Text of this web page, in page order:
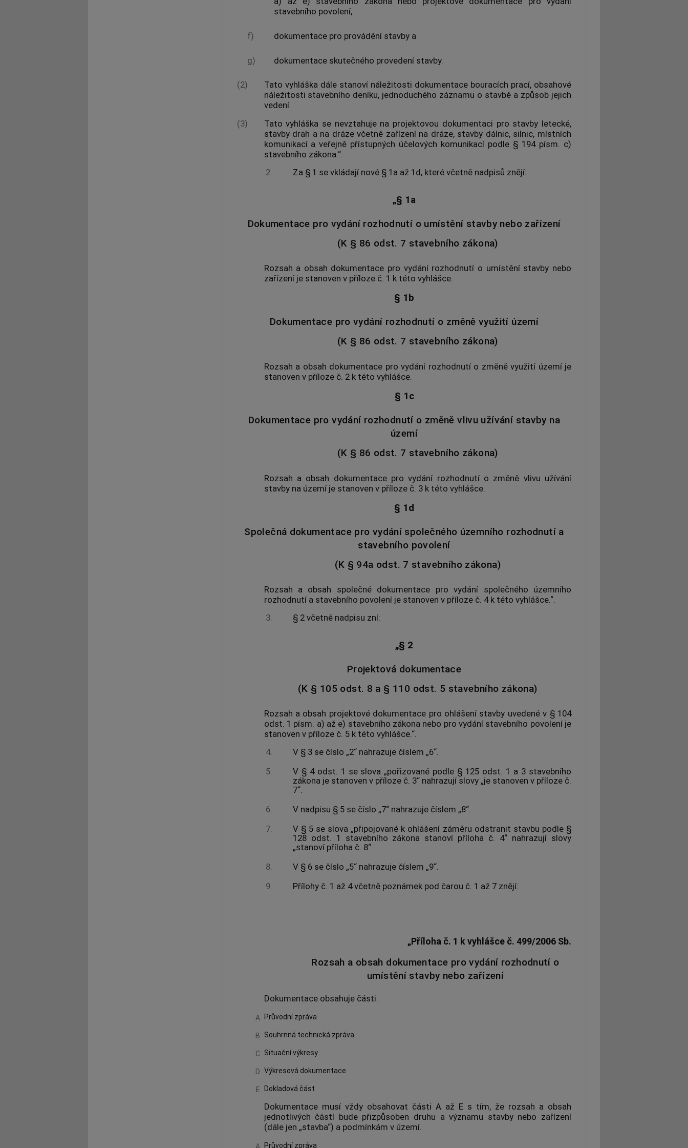
stavebního povolení,
f) dokumentace pro provádění stavby a
g) dokumentace skutečného provedení stavby.
(2)
Tato vyhláška dále stanoví náležitosti dokumentace bouracích prací, obsahové
náležitosti stavebního deníku, jednoduchého záznamu o stavbě a způsob jejich
vedení.
(3)
Tato vyhláška se nevztahuje na projektovou dokumentaci pro stavby letecké,
stavby drah a na dráze včetně zařízení na dráze, stavby dálnic, silnic, místních
komunikací a veřejně přístupných účelových komunikací podle § 194 písm. c)
stavebního zákona.“.
2.
Za § 1 se vkládají nové § 1a až 1d, které včetně nadpisů znějí:
„§ 1a
Dokumentace pro vydání rozhodnutí o umístění stavby nebo zařízení
(K § 86 odst. 7 stavebního zákona)
Rozsah a obsah dokumentace pro vydání rozhodnutí o umístění stavby nebo
zařízení je stanoven v příloze č. 1 k této vyhlášce.
§ 1b
Dokumentace pro vydání rozhodnutí o změně využití území
(K § 86 odst. 7 stavebního zákona)
Rozsah a obsah dokumentace pro vydání rozhodnutí o změně využití území je
stanoven v příloze č. 2 k této vyhlášce.
§ 1c
Dokumentace pro vydání rozhodnutí o změně vlivu užívání stavby na
území
(K § 86 odst. 7 stavebního zákona)
Rozsah a obsah dokumentace pro vydání rozhodnutí o změně vlivu užívání
stavby na území je stanoven v příloze č. 3 k této vyhlášce.
§ 1d
Společná dokumentace pro vydání společného územního rozhodnutí a
stavebního povolení
(K § 94a odst. 7 stavebního zákona)
Rozsah a obsah společné dokumentace pro vydání společného územního
rozhodnutí a stavebního povolení je stanoven v příloze č. 4 k této vyhlášce.“.
3.
§ 2 včetně nadpisu zní:
„§ 2
Projektová dokumentace
(K § 105 odst. 8 a § 110 odst. 5 stavebního zákona)
Rozsah a obsah projektové dokumentace pro ohlášení stavby uvedené v § 104
odst. 1 písm. a) až e) stavebního zákona nebo pro vydání stavebního povolení je
stanoven v příloze č. 5 k této vyhlášce.“.
4.
V § 3 se číslo „2“ nahrazuje číslem „6“.
5.
V § 4 odst. 1 se slova „pořizované podle § 125 odst. 1 a 3 stavebního
zákona je stanoven v příloze č. 3“ nahrazují slovy „je stanoven v příloze č.
7“.
6.
V nadpisu § 5 se číslo „7“ nahrazuje číslem „8“.
7.
V § 5 se slova „připojované k ohlášení záměru odstranit stavbu podle §
128 odst. 1 stavebního zákona stanoví příloha č. 4“ nahrazují slovy
„stanoví příloha č. 8“.
8.
V § 6 se číslo „5“ nahrazuje číslem „9“.
9.
Přílohy č. 1 až 4 včetně poznámek pod čarou č. 1 až 7 znějí:
„Příloha č. 1 k vyhlášce č. 499/2006 Sb.
Rozsah a obsah dokumentace pro vydání rozhodnutí o
umístění stavby nebo zařízení
Dokumentace obsahuje části:
A Průvodní zpráva
B Souhrnná technická zpráva
C Situační výkresy
D Výkresová dokumentace
E Dokladová část
Dokumentace musí vždy obsahovat části A až E s tím, že rozsah a obsah
jednotlivých částí bude přizpůsoben druhu a významu stavby nebo zařízení
(dále jen „stavba“) a podmínkám v území.
A Průvodní zpráva